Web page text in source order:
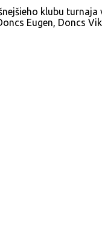
klubu
Eugen, Doncs